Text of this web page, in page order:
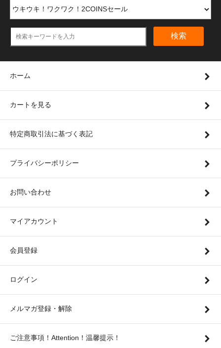
検索
ホーム
カートを見る
特定商取引法に基づく表記
プライバシーポリシー
お問い合わせ
マイアカウント
会員登録
ログイン
メルマガ登録・解除
ご注意事項！Attention！温馨提示！